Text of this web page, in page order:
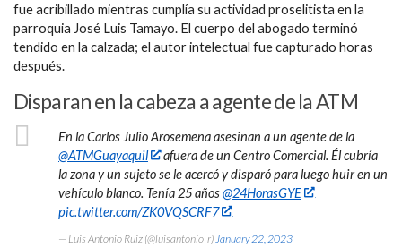
fue acribillado mientras cumplía su actividad proselitista en la
parroquia José Luis Tamayo. El cuerpo del abogado terminó
tendido en la calzada; el autor intelectual fue capturado horas
después.
Disparan en la cabeza a agente de la ATM
En la Carlos Julio Arosemena asesinan a un agente de la
@ATMGuayaquil
afuera de un Centro Comercial. Él cubría
la zona y un sujeto se le acercó y disparó para luego huir en un
vehículo blanco. Tenía 25 años@24HorasGYE
pic.twitter.com/ZK0VQSCRF7
— Luis Antonio Ruiz (@luisantonio_r)January 22, 2023